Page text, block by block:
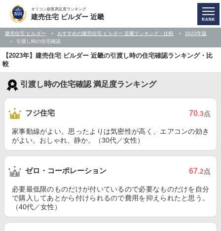
オリコン顧客満足度ランキング
建売住宅 ビルダー 近畿
建売住宅 ビルダー おすすめの建売住宅 ビルダー 近畿ランキング・比較
2023年版
引渡し時の住宅確認
【2023年】建売住宅 ビルダー 近畿の引渡し時の住宅確認ランキング・比
較
引渡し時の住宅確認 満足度ランキング
フジ住宅 70.3点
家事動線がよい。思ったよりは気密性が高く、エアコンの効き
がよい。おしゃれ、静か。（30代／女性）
ゼロ・コーポレーション 67.2点
必要最低限のものだけが付いているので必要なものだけを自分
で購入してあとから付けられるので費用を抑えられたと思う。
（40代／女性）